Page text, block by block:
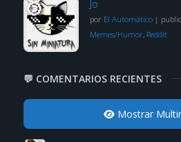
Jo
por El Automático|
Memes/Humor, Reddit
💬 COMENTARIOS RECIENTES
Mostrar